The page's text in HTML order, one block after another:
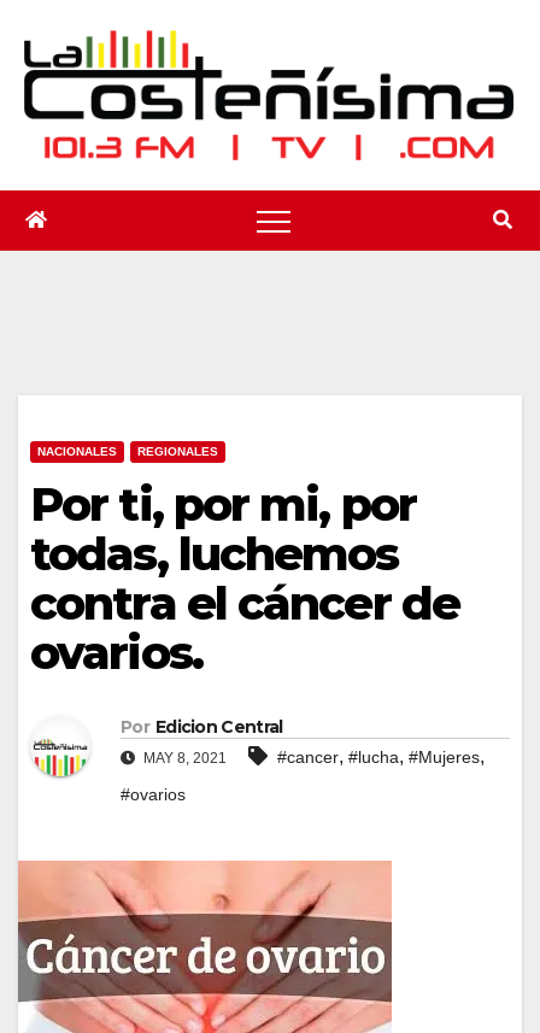
contenido
NACIONALES REGIONALES
Por ti, por mi, por
todas, luchemos
contra el cáncer de
ovarios.
Por Edicion Central
MAY 8, 2021 #cancer, #lucha, #Mujeres,
#ovarios